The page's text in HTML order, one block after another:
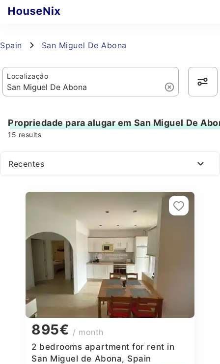
Spain San Miguel De Abona
Localização
Propriedade para alugar em San Miguel De
15 results
Recentes
895€ / month
2 bedrooms apartment for rent in
San Miguel de Abona, Spain